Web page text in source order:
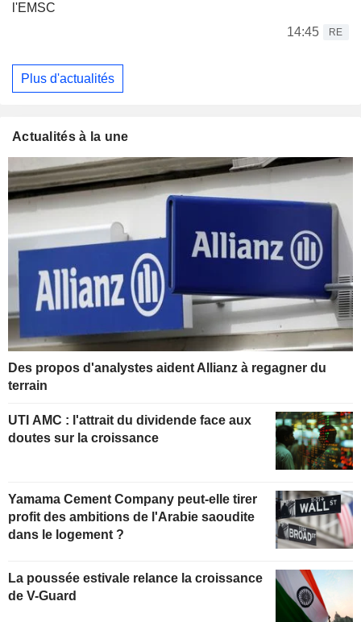
l'EMSC
14:45
RE
Plus d'actualités
Actualités à la une
Des propos d'analystes aident Allianz à regagner du
terrain
UTI AMC : l'attrait du dividende face aux
doutes sur la croissance
Yamama Cement Company peut-elle tirer
profit des ambitions de l'Arabie saoudite
dans le logement ?
La poussée estivale relance la croissance
de V-Guard